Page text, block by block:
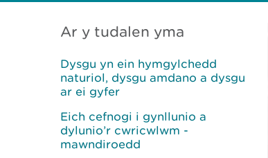
Ar y tudalen yma
Dysgu yn ein hymgylchedd
naturiol, dysgu amdano a dysgu
ar ei gyfer
Eich cefnogi i gynllunio a
dylunio’r cwricwlwm -
mawndiroedd